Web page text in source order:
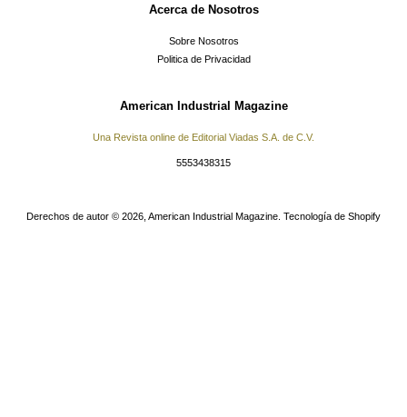
Acerca de Nosotros
Sobre Nosotros
Politica de Privacidad
American Industrial Magazine
Una Revista online de Editorial Viadas S.A. de C.V.
5553438315
Derechos de autor © 2026, American Industrial Magazine Tecnología de Shopify